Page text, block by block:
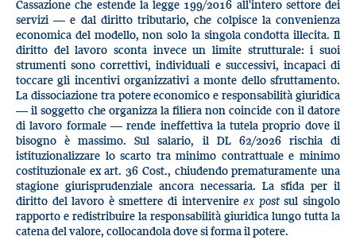
Cassazione che estende la legge 199/2016 all'intero settore dei
servizi — e dal diritto tributario, che colpisce la convenienza
economica del modello, non solo la singola condotta illecita. Il
diritto del lavoro sconta invece un limite strutturale: i suoi
strumenti sono correttivi, individuali e successivi, incapaci di
toccare gli incentivi organizzativi a monte dello sfruttamento.
La dissociazione tra potere economico e responsabilità giuridica
— il soggetto che organizza la filiera non coincide con il datore
di lavoro formale — rende ineffettiva la tutela proprio dove il
bisogno è massimo. Sul salario, il DL 62/2026 rischia di
istituzionalizzare lo scarto tra minimo contrattuale e minimo
costituzionale ex art. 36 Cost., chiudendo prematuramente una
stagione giurisprudenziale ancora necessaria. La sfida per il
diritto del lavoro è smettere di intervenireex postsul singolo
rapporto e redistribuire la responsabilità giuridica lungo tutta la
catena del valore, collocandola dove si forma il potere.